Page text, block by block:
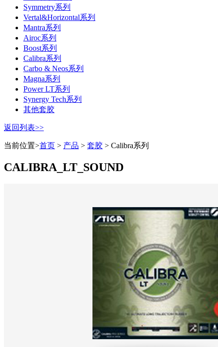
Symmetry系列
Vertal&Horizontal系列
Mantra系列
Airoc系列
Boost系列
Calibra系列
Carbo & Neos系列
Magna系列
Power LT系列
Synergy Tech系列
其他套胶
返回列表>>
当前位置>首页 > 产品 > 套胶 > Calibra系列
CALIBRA_LT_SOUND